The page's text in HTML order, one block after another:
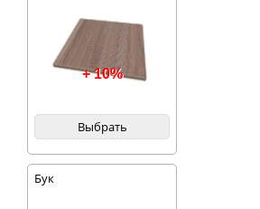
+ 10%
Выбрать
Бук